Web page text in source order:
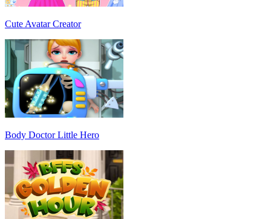
Cute Avatar Creator
Body Doctor Little Hero